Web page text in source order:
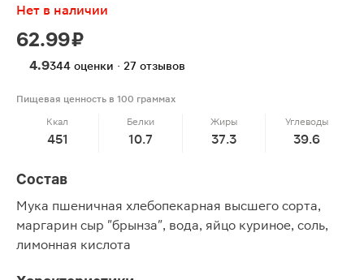
Нет в наличии
62.99 ₽
4.9344 оценки · 27 отзывов
Пищевая ценность в 100 граммах
Ккал
451
Белки
10.7
Жиры
37.3
Углеводы
39.6
Состав
Мука пшеничная хлебопекарная высшего сорта,
маргарин сыр "брынза", вода, яйцо куриное, соль,
лимонная кислота